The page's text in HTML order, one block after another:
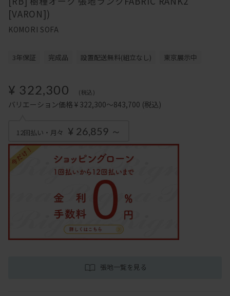
[VARON])
KOMORI SOFA
3年保証 完成品 設置配送無料(組立なし) 東京展示中
¥ 322,300 (税込)
バリエーション価格 ¥ 322,300～843,700 (税込)
12回払い・月々 ¥ 26,859 ～
張地一覧を見る